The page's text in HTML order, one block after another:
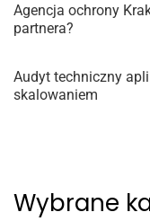
Agencja ochrony
partnera?
Audyt techniczny
skalowaniem
Wybrane